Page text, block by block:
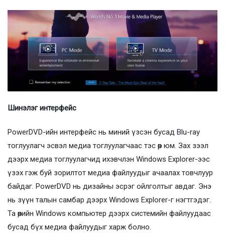
Шинэлэг интерфейс
PowerDVD-ийн интерфейс нь миний үзсэн бусад Blu-ray
тоглуулагч эсвэл медиа тоглуулагчаас тэс өөр юм. Зах зээл
дээрх медиа тоглуулагчид ихэвчлэн Windows Explorer-ээс
үзэх гэж буй зорилтот медиа файлуудыг ачаалах товчлуур
байдаг. PowerDVD нь дизайны эсрэг ойлголтыг авдаг. Энэ
нь зүүн талын самбар дээрх Windows Explorer-г нэгтгэдэг.
Та өөрийн Windows компьютер дээрх системийн файлуудаас
бусад бүх медиа файлуудыг харж болно.